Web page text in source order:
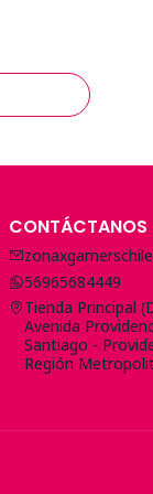
CONTÁCTANOS
56965684449
Tienda Principal
Avenida
Santiago -
Región